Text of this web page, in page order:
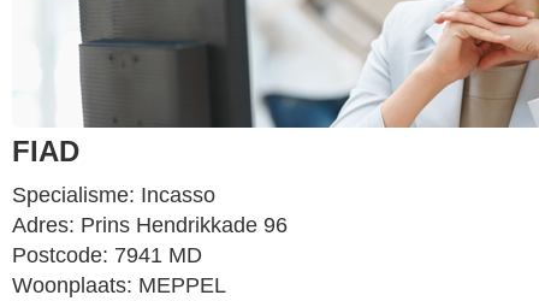
FIAD
Specialisme: Incasso
Adres: Prins Hendrikkade 96
Postcode: 7941 MD
Woonplaats: MEPPEL